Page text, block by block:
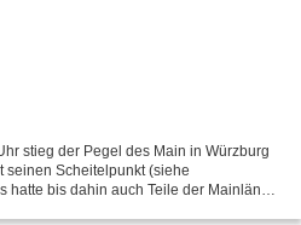
stieg der Pegel des Main in Würzburg
seinen Scheitelpunkt (siehe
hatte bis dahin auch Teile der Mainlände